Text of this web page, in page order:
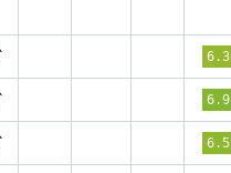
6.3
6.9
6.5